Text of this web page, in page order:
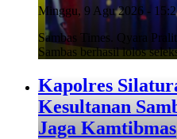
Minggu, 9 Agu 2026 -
Sambas Times. Qyara
Sambas berhasil lolos
‎Kapolres
Kesultanan
Jaga Kamtibmas